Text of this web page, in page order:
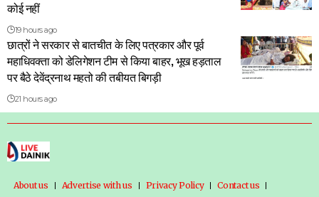
कोई नहीं
19 hours ago
छात्रों ने सरकार से बातचीत के लिए पत्रकार और पूर्व
महाधिवक्ता को डेलिगेशन टीम से किया बाहर, भूख हड़ताल
पर बैठे देवेंद्रनाथ महतो की तबीयत बिगड़ी
21 hours ago
About us Advertise with us Privacy Policy
Contact us